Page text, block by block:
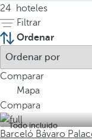
24
hoteles
Filtrar
Ordenar
Comparar
Mapa
Compara
Todo incluido
Barceló Bávaro